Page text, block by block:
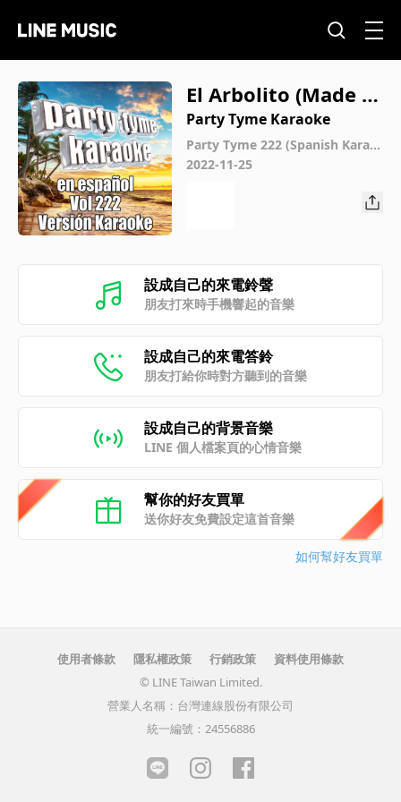
El Arbolito (Made P
opular By Pepe Agu
ilar) [Karaoke Versi
on]
Party Tyme Karaoke
Party Tyme 222 (Spanish Karao
ke Versions)
2022-11-25
設成自己的來電鈴聲
朋友打來時手機響起的音樂
設成自己的來電答鈴
朋友打給你時對方聽到的音樂
設成自己的背景音樂
LINE 個人檔案頁的心情音樂
幫你的好友買單
送你好友免費設定這首音樂
如何幫好友買單
使用者條款 隱私權政策 行銷政策
資料使用條款
© LINE Taiwan Limited.
營業人名稱：台灣連線股份有限公司
統一編號：24556886